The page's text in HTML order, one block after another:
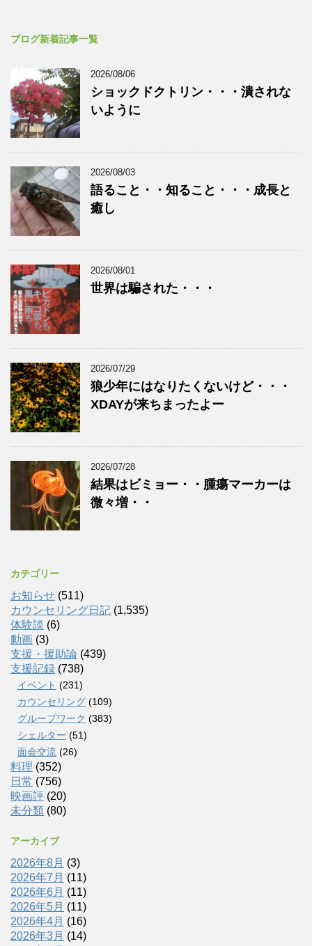
ブログ新着記事一覧
2026/08/06
ショックドクトリン・・・潰されな
いように
2026/08/03
語ること・・知ること・・・成長と
癒し
2026/08/01
世界は騙された・・・
2026/07/29
狼少年にはなりたくないけど・・・
XDAYが来ちまったよー
2026/07/28
結果はビミョー・・腫瘍マーカーは
微々増・・
カテゴリー
お知らせ (511)
カウンセリング日記 (1,535)
体験談 (6)
動画 (3)
支援・援助論 (439)
支援記録 (738)
イベント (231)
カウンセリング (109)
グループワーク (383)
シェルター (51)
面会交流 (26)
料理 (352)
日常 (756)
映画評 (20)
未分類 (80)
アーカイブ
2026年8月 (3)
2026年7月 (11)
2026年6月 (11)
2026年5月 (11)
2026年4月 (16)
2026年3月 (14)